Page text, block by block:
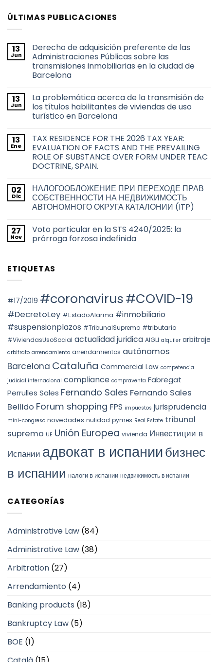
ÚLTIMAS PUBLICACIONES
13
Jun
Derecho de adquisición preferente de las
Administraciones Públicas sobre las
transmisiones inmobiliarias en la ciudad de
Barcelona
comentarios
en
Derecho
de
de
las
Administraciones
Públicas
sobre
las
en
la
ciudad
de
Barcelona
13
Jun
La problemática acerca de la transmisión de
los títulos habilitantes de viviendas de uso
turístico en Barcelona
comentarios
en
La
problemática
acerca
de
de
los
títulos
habilitantes
de
uso
turístico
en
13
Ene
TAX RESIDENCE FOR THE 2026 TAX YEAR:
EVALUATION OF FACTS AND THE PREVAILING
ROLE OF SUBSTANCE OVER FORM UNDER TEAC
DOCTRINE, SPAIN.
comentarios
en
TAX
RESIDENCE
2026
TAX
YEAR:
EVALUATION
THE
SUBSTANCE
OVER
UNDER
DOCTRINE,
02
Dic
НАЛОГООБЛОЖЕНИЕ ПРИ ПЕРЕХОДЕ ПРАВ
СОБСТВЕННОСТИ НА НЕДВИЖИМОСТЬ
АВТОНОМНОГО ОКРУГА КАТАЛОНИИ (ITP)
comentarios
en
НАЛОГООБЛОЖЕНИЕ
СОБСТВЕННОСТИ
НА
ОКРУГА
КАТАЛОНИИ
(ITP)
27
Nov
Voto particular en la STS 4240/2025: la
prórroga forzosa indefinida
en
Voto
STS
4240/2025:
la
prórroga
forzosa
indefinida
ETIQUETAS
#17/2019 #coronavirus#COVID-19
#DecretoLey #EstadoAlarma #inmobiliario
#suspensionplazos #TribunalSupremo #tributario
#ViviendasUsoSocial actualidad juridica AIGLI alquiler arbitraje
arbitrato arrendamiento arrendamientos autónomos
Barcelona Cataluña Commercial Law competencia
judicial internacional compliance compraventa Fabregat
Perrulles Sales Fernando Sales Fernando Sales
Bellido Forum shopping FPS impuestos jurisprudencia
mini-congreso novedades nulidad pymes Real Estate tribunal
supremo UE Unión Europea vivienda Инвестиции в
Испании адвокат в испаниибизнес
в испании налоги в испании недвижимость в испании
CATEGORÍAS
Administrative Law (84)
Administrative Law (38)
Arbitration (27)
Arrendamiento (4)
Banking products (18)
Bankruptcy Law (5)
BOE (1)